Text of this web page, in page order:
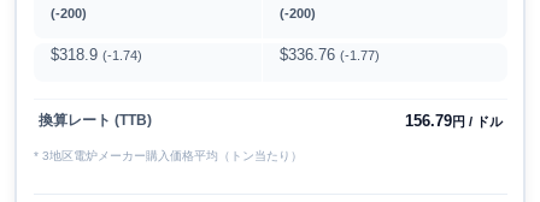
(-200) (-200)
$318.9 (-1.74) $336.76 (-1.77)
換算レート (TTB) 156.79円 / ドル
* 3地区電炉メーカー購入価格平均（トン当たり）